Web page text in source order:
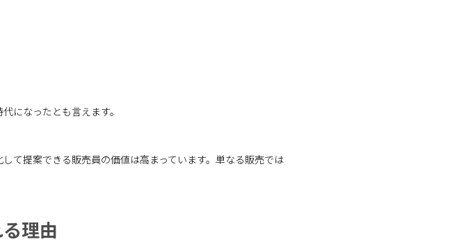
になったとも言えます。
て提案できる販売員の価値は高まっています。単なる販売では
理由